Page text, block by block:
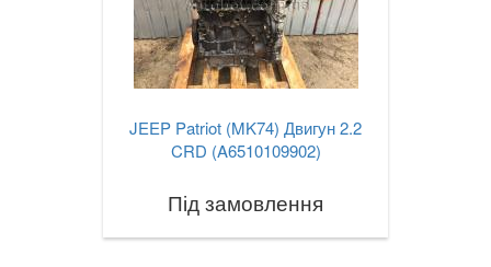
JEEP Patriot (MK74) Двигун 2.2
CRD (A6510109902)
Під замовлення